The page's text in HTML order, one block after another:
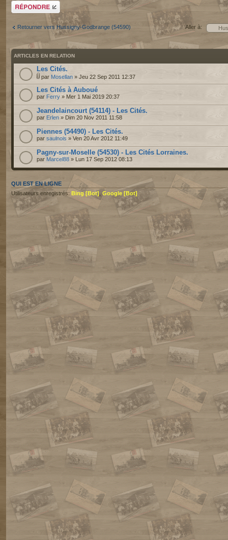
Répondre
Retourner vers Hussigny-Godbrange (54590) Aller à:
ARTICLES EN RELATION
Les Cités.
par Mosellan » Jeu 22 Sep 2011 12:37
Les Cités à Auboué
par Ferry » Mer 1 Mai 2019 20:37
Jeandelaincourt (54114) - Les Cités.
par Erlen » Dim 20 Nov 2011 11:58
Piennes (54490) - Les Cités.
par saulnois » Ven 20 Avr 2012 11:49
Pagny-sur-Moselle (54530) - Les Cités Lorraines.
par Marcel88 » Lun 17 Sep 2012 08:13
QUI EST EN LIGNE
Utilisateurs enregistrés: Bing [Bot] Google [Bot]